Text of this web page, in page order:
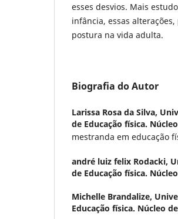
esses desvios. Mais
infância, essas
postura na vida adulta.
Biografia do Autor
Larissa Rosa da Silva,
de Educação física.
mestranda em educação
andré luiz felix Rodacki,
de Educação física.
Michelle Brandalize,
Educação física. Núcleo